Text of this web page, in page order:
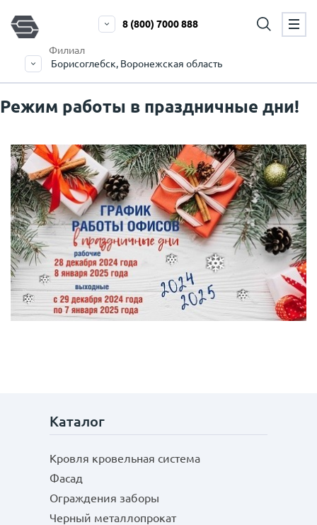
Филиал
Борисоглебск, Воронежская область
8 (800) 7000 888
Режим работы в праздничные дни!
Каталог
Кровля кровельная система
Фасад
Ограждения заборы
Черный металлопрокат